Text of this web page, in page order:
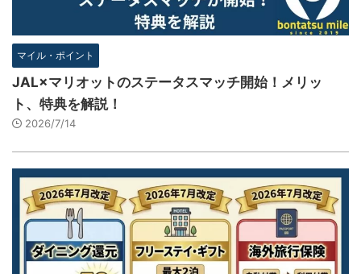
マイル・ポイント
JAL×マリオットのステータスマッチ開始！メリッ
ト、特典を解説！
2026/7/14